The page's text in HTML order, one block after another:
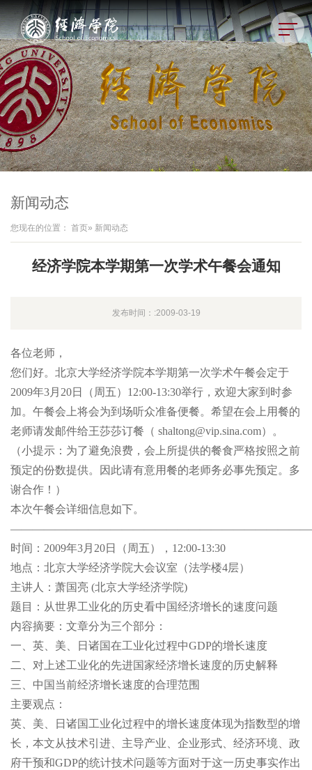
新闻动态
您现在的位置： 首页» 新闻动态
经济学院本学期第一次学术午餐会通知
发布时间：:2009-03-19
各位老师，
您们好。北京大学经济学院本学期第一次学术午餐会定于
2009年3月20日（周五）12:00-13:30举行，欢迎大家到时参
加。午餐会上将会为到场听众准备便餐。希望在会上用餐的
老师请发邮件给王莎莎订餐（ shaltong@vip.sina.com）。
（小提示：为了避免浪费，会上所提供的餐食严格按照之前
预定的份数提供。因此请有意用餐的老师务必事先预定。多
谢合作！）
本次午餐会详细信息如下。
时间：2009年3月20日（周五），12:00-13:30
地点：北京大学经济学院大会议室（法学楼4层）
主讲人：萧国亮 (北京大学经济学院)
题目：从世界工业化的历史看中国经济增长的速度问题
内容摘要：文章分为三个部分：
一、英、美、日诸国在工业化过程中GDP的增长速度
二、对上述工业化的先进国家经济增长速度的历史解释
三、中国当前经济增长速度的合理范围
主要观点：
英、美、日诸国工业化过程中的增长速度体现为指数型的增
长，本文从技术引进、主导产业、企业形式、经济环境、政
府干预和GDP的统计技术问题等方面对于这一历史事实作出